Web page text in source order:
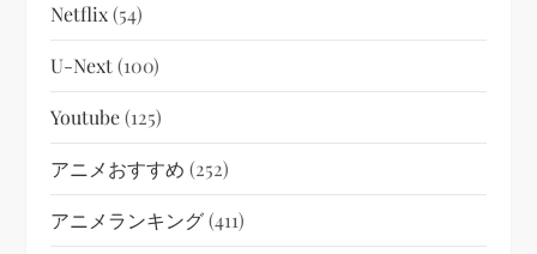
Netflix(54)
U-Next(100)
Youtube(125)
アニメおすすめ (252)
アニメランキング(411)